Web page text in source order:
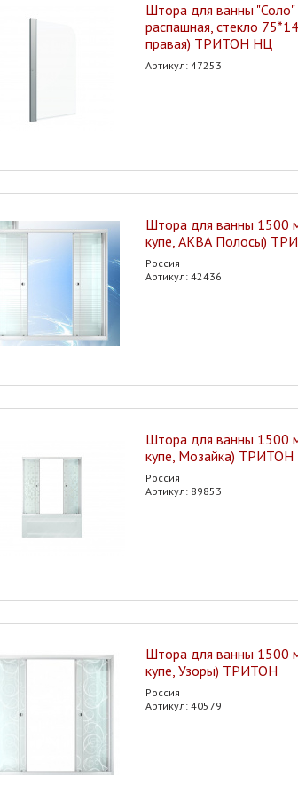
Штора для ванны "Соло"
распашная, стекло
правая) ТРИТОН НЦ
Артикул: 47253
Штора для ванны 1500
купе, АКВА Полосы)
Россия
Артикул: 42436
Штора для ванны 1500
купе, Мозайка) ТРИТОН
Россия
Артикул: 89853
Штора для ванны 1500
купе, Узоры) ТРИТОН
Россия
Артикул: 40579